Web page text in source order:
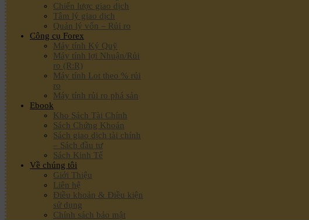
Chiến lược giao dịch
Tâm lý giao dịch
Quản lý vốn – Rủi ro
Công cụ Forex
Máy tính Ký Quỹ
Máy tính lợi Nhuận/Rủi
ro (R:R)
Máy tính Lot theo % rủi
ro
Máy tính rủi ro phá sản
Ebook
Kho Sách Tài Chính
Sách Chứng Khoán
Sách giao dịch tài chính
– Sách đầu tư
Sách Kinh Tế
Về chúng tôi
Giới Thiệu
Liên hệ
Điều khoản & Điều kiện
sử dụng
Chính sách bảo mật